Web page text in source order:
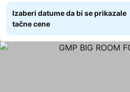
Izaberi datume da bi se prikazale
tačne cene